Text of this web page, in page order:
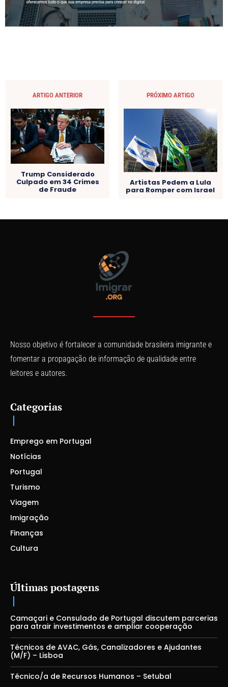
ARTIGO ANTERIOR
Trump Considerado
Culpado em 34 Crimes
de Fraude
PRÓXIMO ARTIGO
Artistas Pedem a Lula
para Romper com Israel
Nosso objetivo é fortalecer a comunidade brasileira imigrante e
fomentar a propagação de informação de qualidade entre
leitores e autores.
Categorias
Emprego em Portugal
Notícias
Portugal
Turismo
Viagem
Imigração
Finanças
Cultura
Últimas postagens
Camaçari e Consulado de Portugal discutem parcerias
para atrair investimentos e ampliar cooperação
Técnicos de AVAC, Gás, Canalizadores e Ajudantes
(M/F) – Lisboa
Técnico/a de Recursos Humanos – Setubal